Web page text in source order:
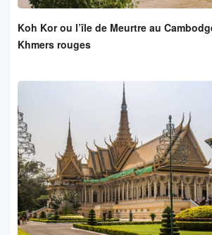
Koh Kor ou l’île de Meurtre au
Khmers rouges